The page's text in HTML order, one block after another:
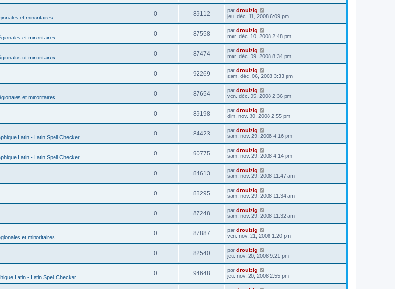
et minoritaires
0 89112 par drouizig
jeu. déc. 11, 2008 6:09 pm
et minoritaires
0 87558 par drouizig
mer. déc. 10, 2008 2:48 pm
et minoritaires
0 87474 par drouizig
mar. déc. 09, 2008 8:34 pm
0 92269 par drouizig
sam. déc. 06, 2008 3:33 pm
et minoritaires
0 87654 par drouizig
ven. déc. 05, 2008 2:36 pm
0 89198 par drouizig
dim. nov. 30, 2008 2:55 pm
Latin - Latin Spell Checker
0 84423 par drouizig
sam. nov. 29, 2008 4:16 pm
Latin - Latin Spell Checker
0 90775 par drouizig
sam. nov. 29, 2008 4:14 pm
0 84613 par drouizig
sam. nov. 29, 2008 11:47 am
0 88295 par drouizig
sam. nov. 29, 2008 11:34 am
0 87248 par drouizig
sam. nov. 29, 2008 11:32 am
et minoritaires
0 87887 par drouizig
ven. nov. 21, 2008 1:20 pm
0 82540 par drouizig
jeu. nov. 20, 2008 9:21 pm
Latin - Latin Spell Checker
0 94648 par drouizig
jeu. nov. 20, 2008 2:55 pm